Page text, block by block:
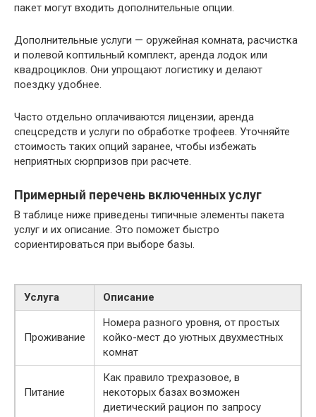
пакет могут входить дополнительные опции.
Дополнительные услуги — оружейная комната, расчистка
и полевой коптильный комплект, аренда лодок или
квадроциклов. Они упрощают логистику и делают
поездку удобнее.
Часто отдельно оплачиваются лицензии, аренда
спецсредств и услуги по обработке трофеев. Уточняйте
стоимость таких опций заранее, чтобы избежать
неприятных сюрпризов при расчете.
Примерный перечень включенных услуг
В таблице ниже приведены типичные элементы пакета
услуг и их описание. Это поможет быстро
сориентироваться при выборе базы.
Услуга Описание
Проживание
Номера разного уровня, от простых
койко-мест до уютных двухместных
комнат
Питание
Как правило трехразовое, в
некоторых базах возможен
диетический рацион по запросу